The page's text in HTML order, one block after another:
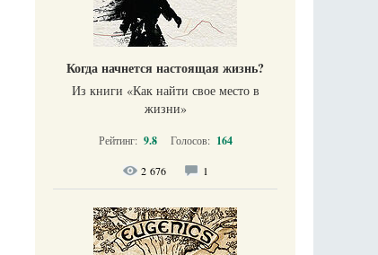
Когда начнется настоящая жизнь?
Из книги «Как найти свое место в
жизни​»
Рейтинг: 9.8 Голосов: 164
2 676 1